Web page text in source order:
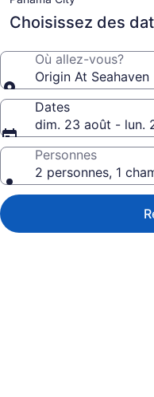
Choisissez des
Où allez-vous?
Origin At Seahaven
Dates
dim. 23 août - lun.
Personnes
2 personnes, 1